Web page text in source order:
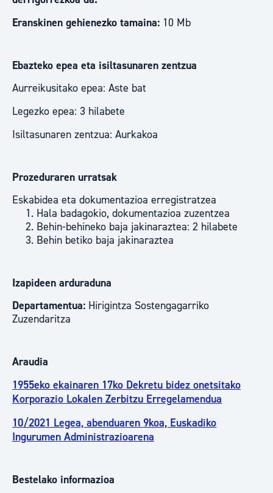
Eranskinen gehienezko tamaina: 10 Mb
Ebazteko epea eta isiltasunaren zentzua
Aurreikusitako epea: Aste bat
Legezko epea: 3 hilabete
Isiltasunaren zentzua: Aurkakoa
Prozeduraren urratsak
Eskabidea eta dokumentazioa erregistratzea
Hala badagokio, dokumentazioa zuzentzea
Behin-behineko baja jakinaraztea: 2 hilabete
Behin betiko baja jakinaraztea
Izapideen arduraduna
Departamentua: Hirigintza Sostengagarriko
Zuzendaritza
Araudia
1955eko ekainaren 17ko Dekretu bidez onetsitako
Korporazio Lokalen Zerbitzu Erregelamendua
10/2021 Legea, abenduaren 9koa, Euskadiko
Ingurumen Administrazioarena
Bestelako informazioa